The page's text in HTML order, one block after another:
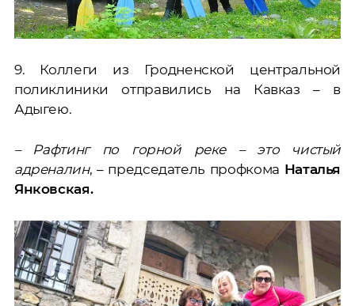
9. Коллеги из Гродненской центральной
поликлиники отправились на Кавказ – в
Адыгею.
– Рафтинг по горной реке – это чистый
адреналин, – председатель профкома Наталья
Янковская.